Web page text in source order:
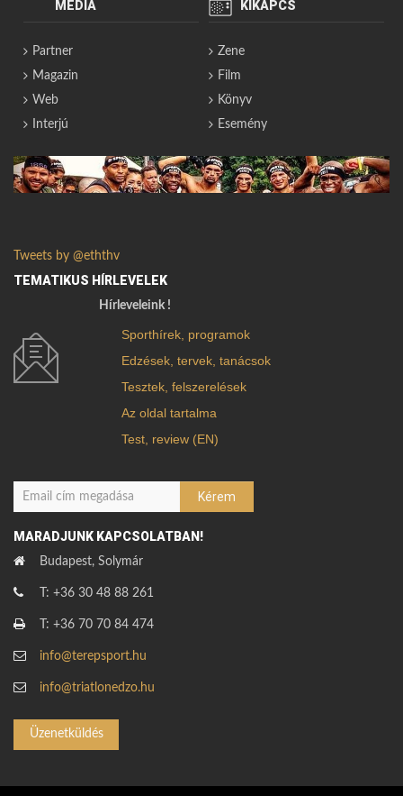
MÉDIA
Partner
Magazin
Web
Interjú
KIKAPCS
Zene
Film
Könyv
Esemény
Tweets by @eththv
TEMATIKUS HÍRLEVELEK
Hírleveleink !
Sporthírek, programok
Edzések, tervek, tanácsok
Tesztek, felszerelések
Az oldal tartalma
Test, review (EN)
MARADJUNK KAPCSOLATBAN!
Budapest, Solymár
T: +36 30 48 88 261
T: +36 70 70 84 474
info@terepsport.hu
info@triatlonedzo.hu
Üzenetküldés